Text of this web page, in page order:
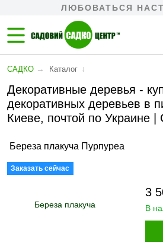
ЛЮБОВАТЬСЯ
САДКО → Каталог ↓
Декоративные деревья -
декоративных деревьев в
Киеве, почтой по Украине |
Береза плакуча Пурпуреа
Заказать сейчас
3
В